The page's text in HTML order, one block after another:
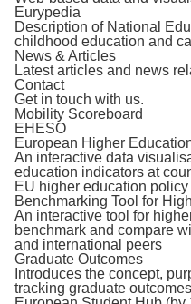
Eurypedia
Description of National
childhood education and
News & Articles
Latest articles and news
Contact
Get in touch with us.
Mobility Scoreboard
EHESO
European Higher
An interactive data
education indicators at
EU higher education
Benchmarking Tool for
An interactive tool for
benchmark and compare
and international peers
Graduate Outcomes
Introduces the concept,
tracking graduate